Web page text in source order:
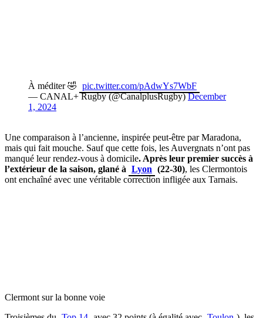
À méditer 🤣 pic.twitter.com/pAdwYs7WbF
— CANAL+ Rugby (@CanalplusRugby)December
1, 2024
Une comparaison à l’ancienne, inspirée peut-être par Maradona,
mais qui fait mouche. Sauf que cette fois, les Auvergnats n’ont pas
manqué leur rendez-vous à domicile. Après leur premier succès à
l’extérieur de la saison, glané à Lyon (22-30), les Clermontois
ont enchaîné avec une véritable correction infligée aux Tarnais.
Clermont sur la bonne voie